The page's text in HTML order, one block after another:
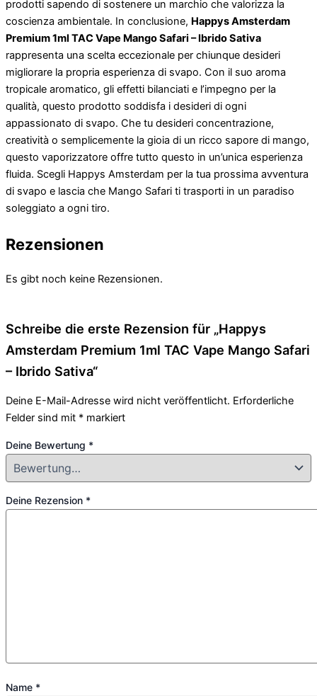
prodotti sapendo di sostenere un marchio che valorizza la
coscienza ambientale. In conclusione, Happys Amsterdam
Premium 1ml TAC Vape Mango Safari – Ibrido Sativa
rappresenta una scelta eccezionale per chiunque desideri
migliorare la propria esperienza di svapo. Con il suo aroma
tropicale aromatico, gli effetti bilanciati e l’impegno per la
qualità, questo prodotto soddisfa i desideri di ogni
appassionato di svapo. Che tu desideri concentrazione,
creatività o semplicemente la gioia di un ricco sapore di mango,
questo vaporizzatore offre tutto questo in un’unica esperienza
fluida. Scegli Happys Amsterdam per la tua prossima avventura
di svapo e lascia che Mango Safari ti trasporti in un paradiso
soleggiato a ogni tiro.
Rezensionen
Es gibt noch keine Rezensionen.
Schreibe die erste Rezension für „Happys
Amsterdam Premium 1ml TAC Vape Mango Safari
– Ibrido Sativa“
Deine E-Mail-Adresse wird nicht veröffentlicht. Erforderliche
Felder sind mit * markiert
Deine Bewertung *
Deine Rezension *
Name *